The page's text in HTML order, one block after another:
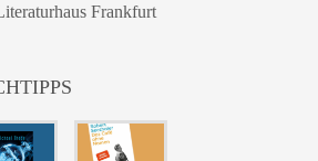
Frankfurt